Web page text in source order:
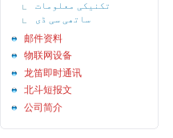
تکنیکی معلومات
ساتھی سی ڈی
邮件资料
物联网设备
龙笛即时通讯
北斗短报文
公司简介